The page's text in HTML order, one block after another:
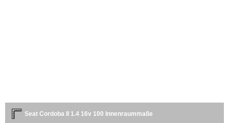
Seat Cordoba II 1.4 16v 100 Innenraummaße